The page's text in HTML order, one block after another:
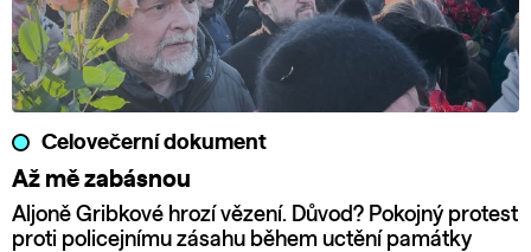
Celovečerní dokument
Až mě zabásnou
Aljoně Gribkové hrozí vězení. Důvod? Pokojný protest
proti policejnímu zásahu během uctění památky